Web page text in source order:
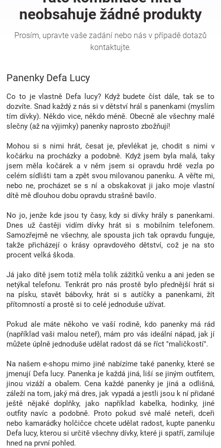
zábava
pro
děti
Těhotenské
oblečení
Značky
Blog
Hračkářství
Přihlášení
Panenky Defa Lucy
Co to je vlastně Defa lucy? Když budete číst dále, tak se to
dozvíte. Snad každý z nás si v dětství hrál s panenkami (myslím
tím dívky). Někdo vice, někdo méně. Obecně ale všechny malé
slečny (až na výjimky) panenky naprosto zbožňují!
Mohou si s nimi hrát, česat je, převlékat je, chodit s nimi v
kočárku na procházky a podobně. Když jsem byla malá, taky
jsem měla kočárek a v něm jsem si opravdu hrdě vezla po
celém sídlišti tam a zpět svou milovanou panenku. A věřte mi,
nebo ne, procházet se s ní a obskakovat ji jako moje vlastní
dítě mě dlouhou dobu opravdu strašně bavilo.
No jo, jenže kde jsou ty časy, kdy si dívky hrály s panenkami.
Dnes už častěji vidím dívky hrát si s mobilním telefonem.
Samozřejmě ne všechny, ale spousta jich tak opravdu funguje,
takže přicházejí o krásy opravdového dětství, což je na sto
procent velká škoda.
Já jako dítě jsem totiž měla tolik zážitků venku a ani jeden se
netýkal telefonu. Tenkrát pro nás prostě bylo přednější hrát si
na písku, stavět bábovky, hrát si s autíčky a panenkami, žít
přítomností a prostě si to celé jednoduše užívat.
Pokud ale máte někoho ve vaší rodině, kdo panenky má rád
(například vaši malou neteř), mám pro vás ideální nápad, jak jí
můžete úplně jednoduše udělat radost dá se říct "maličkostí".
Na našem e-shopu mimo jiné nabízíme také panenky, které se
jmenují Defa lucy. Panenka je každá jiná, liší se jiným outfitem,
jinou vizáží a obalem. Cena každé panenky je jiná a odlišná,
záleží na tom, jaký má dres, jak vypadá a jestli jsou k ní přidané
ještě nějaké doplňky, jako například kabelka, hodinky, jiné
outfity navíc a podobně. Proto pokud své malé neteři, dceři
nebo kamarádky holčičce chcete udělat radost, kupte panenku
Defa lucy, kterou si určitě všechny dívky, které ji spatří, zamiluje
hned na první pohled.